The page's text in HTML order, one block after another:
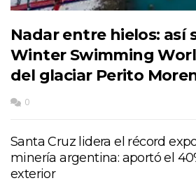
Nadar entre hielos: así
Winter Swimming
del glaciar Perito
0
Santa Cruz lidera el récord
minería argentina: aportó el
exterior